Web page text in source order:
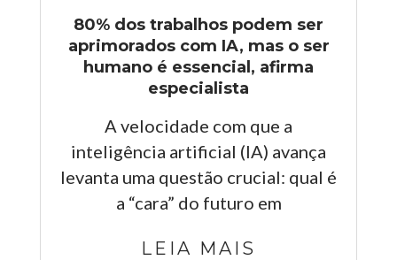
80% dos trabalhos podem ser
aprimorados com IA, mas o ser
humano é essencial, afirma
especialista
A velocidade com que a
inteligência artificial (IA) avança
levanta uma questão crucial: qual é
a “cara” do futuro em
LEIA MAIS